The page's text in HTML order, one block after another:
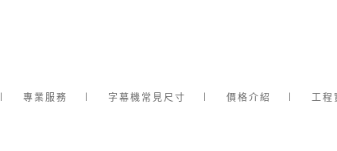
專業服務 字幕機常見尺寸 價格介紹 工程